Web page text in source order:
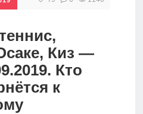
Киз —
Кто
к